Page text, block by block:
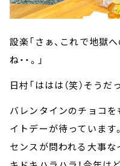
設楽「さぁ、これで地獄
ね・・。」
日村「ははは（笑）そうだっ
バレンタインのチョコを
イトデーが待っています
センスが問われる大事な